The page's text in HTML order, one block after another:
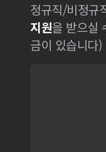
정규직/비정규
지원을 받으실
금이 있습니다)